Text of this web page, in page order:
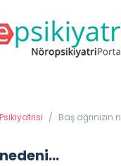
/ Baş ağrınızın